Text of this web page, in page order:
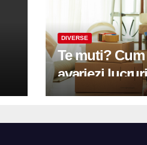
DIVERSE
Te muti?
avariezi
zgarii